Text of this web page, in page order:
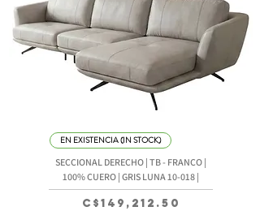
EN EXISTENCIA (IN STOCK)
SECCIONAL DERECHO | TB - FRANCO |
100% CUERO | GRIS LUNA 10-018 |
Precio
C$149,212.50